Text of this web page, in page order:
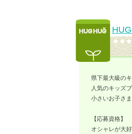
県下最大級の
人気のキッズ
小さいお子さ
【応募資格】
オシャレが大